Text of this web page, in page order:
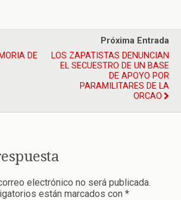
DE
Próxima Entrada
LOS ZAPATISTAS DENUNCIAN
EL SECUESTRO DE UN BASE
DE APOYO POR
PARAMILITARES DE LA
ORCAO
electrónico no será publicada.
están marcados con *